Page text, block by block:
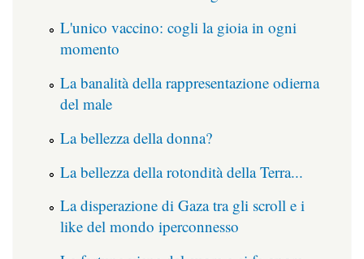
L'unico vaccino: cogli la gioia in ogni
momento
La banalità della rappresentazione odierna
del male
La bellezza della donna?
La bellezza della rotondità della Terra...
La disperazione di Gaza tra gli scroll e i
like del mondo iperconnesso